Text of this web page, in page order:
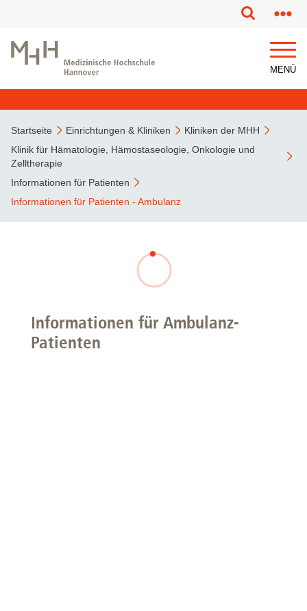
MENÜ
Startseite Einrichtungen & Kliniken
Kliniken der MHH
Klinik für Hämatologie, Hämostaseologie, Onkologie und
Zelltherapie
Informationen für Patienten
Informationen für Patienten - Ambulanz
Informationen für Ambulanz-
Patienten